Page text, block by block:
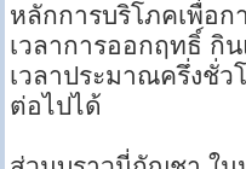
หลักการบริโภคเพื่อก
เวลาการออกฤทธิ์ กิ
เวลาประมาณครึ่งชั่ว
ต่อไปได้